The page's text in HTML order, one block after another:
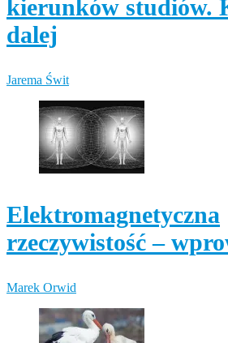
kierunków studiów.
dalej
Jarema Świt
Elektromagnetyczna
rzeczywistość –
Marek Orwid